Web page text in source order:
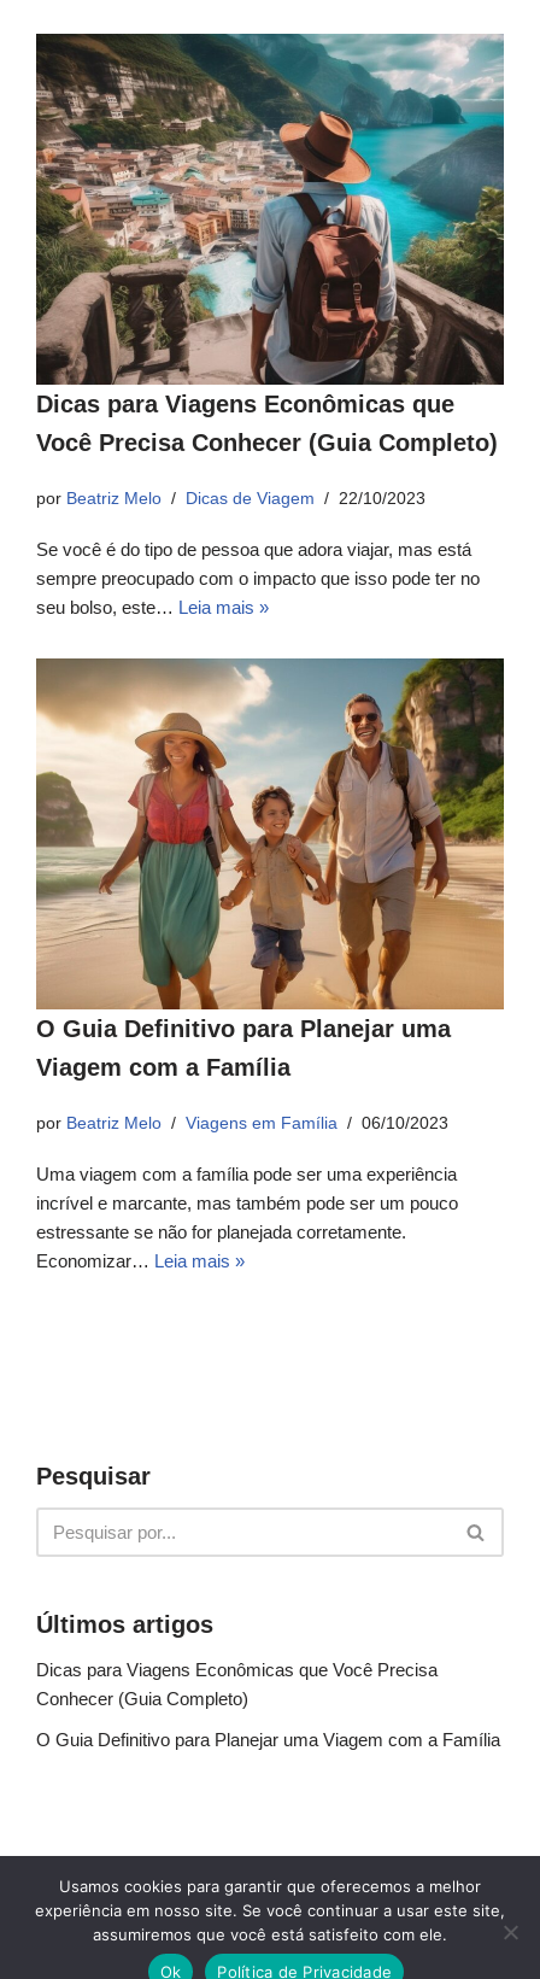
Dicas para Viagens Econômicas que
Você Precisa Conhecer (Guia Completo)
por Beatriz Melo Dicas de Viagem 22/10/2023
Se você é do tipo de pessoa que adora viajar, mas está
sempre preocupado com o impacto que isso pode ter no
seu bolso, este… Leia mais »
O Guia Definitivo para Planejar uma
Viagem com a Família
por Beatriz Melo Viagens em Família 06/10/2023
Uma viagem com a família pode ser uma experiência
incrível e marcante, mas também pode ser um pouco
estressante se não for planejada corretamente.
Economizar… Leia mais »
Pesquisar
Últimos artigos
Dicas para Viagens Econômicas que Você Precisa
Conhecer (Guia Completo)
O Guia Definitivo para Planejar uma Viagem com a Família
Sobre Nós Fale conosco
Política de Privacidade
Termos de uso
Glossário Blog
© Explore Destinos - TODOS OS DIREITOS
Usamos cookies para garantir que oferecemos a melhor
experiência em nosso site. Se você continuar a usar este site,
assumiremos que você está satisfeito com ele.
Ok
Política de Privacidade